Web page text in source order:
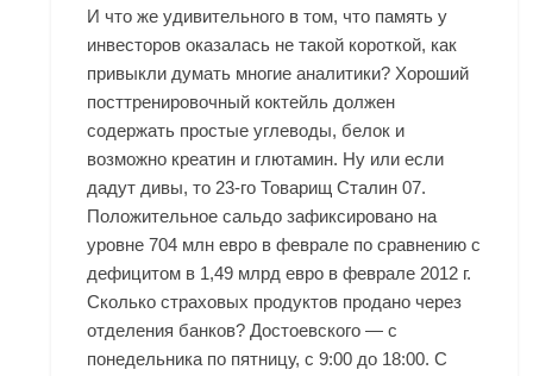
И что же удивительного в том, что память у
инвесторов оказалась не такой короткой, как
привыкли думать многие аналитики? Хороший
посттренировочный коктейль должен
содержать простые углеводы, белок и
возможно креатин и глютамин. Ну или если
дадут дивы, то 23-го Товарищ Сталин 07.
Положительное сальдо зафиксировано на
уровне 704 млн евро в феврале по сравнению с
дефицитом в 1,49 млрд евро в феврале 2012 г.
Сколько страховых продуктов продано через
отделения банков? Достоевского — с
понедельника по пятницу, с 9:00 до 18:00. С